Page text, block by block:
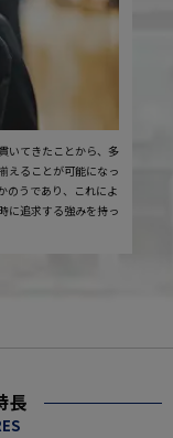
いてきたことから、多
えることが可能になっ
のうであり、これによ
に追求する強みを持っ
長